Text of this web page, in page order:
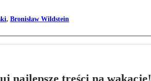
, Bronisław Wildstein